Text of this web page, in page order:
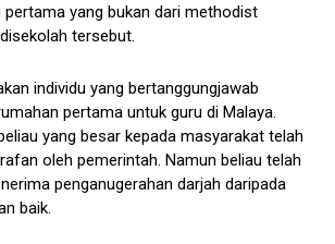
pertama yang bukan dari methodist
tersebut.
individu yang bertanggungjawab
pertama untuk guru di Malaya.
yang besar kepada masyarakat telah
oleh pemerintah. Namun beliau telah
penganugerahan darjah daripada
baik.